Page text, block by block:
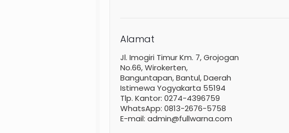
Alamat
Jl. Imogiri Timur Km. 7, Grojogan
No.66, Wirokerten,
Banguntapan, Bantul, Daerah
Istimewa Yogyakarta 55194
Tlp. Kantor: 0274-4396759
WhatsApp: 0813-2676-5758
E-mail: admin@fullwarna.com